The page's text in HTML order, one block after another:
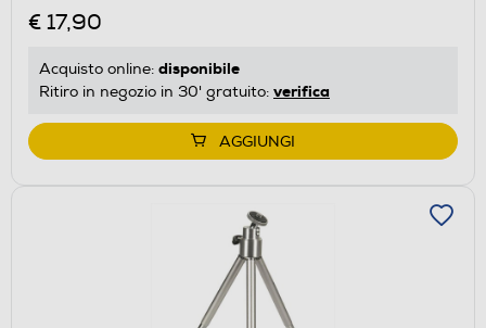
€ 17,90
Acquisto online: disponibile
Ritiro in negozio in 30' gratuito: verifica
AGGIUNGI